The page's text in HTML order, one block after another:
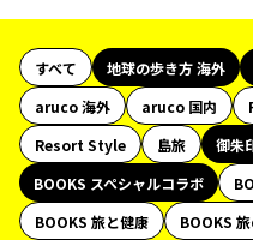
すべて 地球の歩き方 海外
aruco 海外
aruco 国内
Resort Style
島旅 御朱
BOOKS スペシャルコラボ
BOOKS 旅と健康
BOOKS